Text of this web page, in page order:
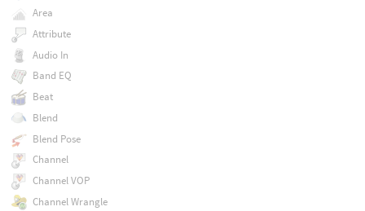
Area
Attribute
Audio In
Band EQ
Beat
Blend
Blend Pose
Channel
Channel VOP
Channel Wrangle